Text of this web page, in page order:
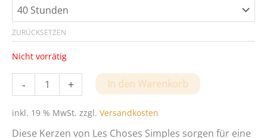
ZURÜCKSETZEN
Nicht vorrätig
-
Entspannende
Duftkerzen
von
Les
+ In den Warenkorb
inkl. 19 % MwSt. zzgl. Versandkosten
Diese Kerzen von Les Choses Simples sorgen für eine